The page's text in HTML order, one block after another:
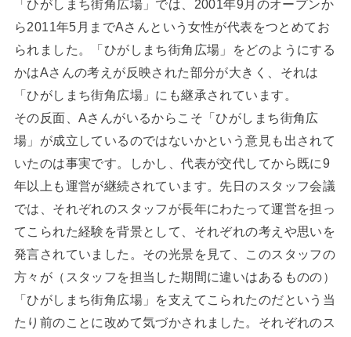
「ひがしまち街角広場」では、2001年9月のオープンか
ら2011年5月までAさんという女性が代表をつとめてお
られました。「ひがしまち街角広場」をどのようにする
かはAさんの考えが反映された部分が大きく、それは
「ひがしまち街角広場」にも継承されています。
その反面、Aさんがいるからこそ「ひがしまち街角広
場」が成立しているのではないかという意見も出されて
いたのは事実です。しかし、代表が交代してから既に9
年以上も運営が継続されています。先日のスタッフ会議
では、それぞれのスタッフが長年にわたって運営を担っ
てこられた経験を背景として、それぞれの考えや思いを
発言されていました。その光景を見て、このスタッフの
方々が（スタッフを担当した期間に違いはあるものの）
「ひがしまち街角広場」を支えてこられたのだという当
たり前のことに改めて気づかされました。それぞれのス